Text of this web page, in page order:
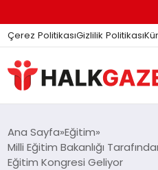
Çerez PolitikasıGizlilik Politikası
DÜNYA
Ana Sayfa Eğitim
Milli Eğitim Bakanlığı
Eğitim Kongresi Geliyor